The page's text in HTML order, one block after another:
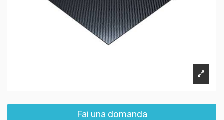
Fai una domanda